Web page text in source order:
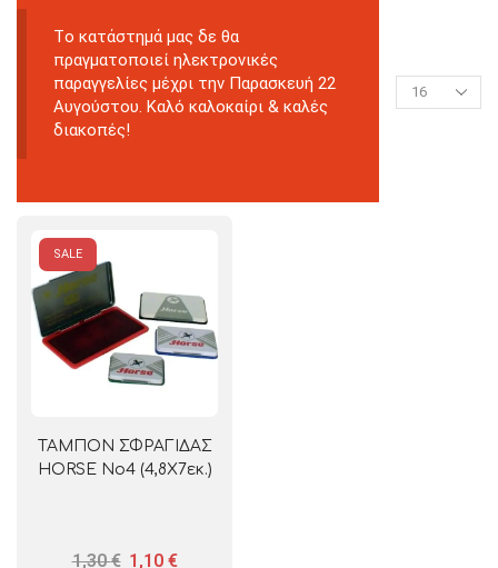
Tο κατάστημά μας δε θα
πραγματοποιεί ηλεκτρονικές
παραγγελίες μέχρι την Παρασκευή 22
Αυγούστου. Καλό καλοκαίρι & καλές
διακοπές!
SALE
ΤΑΜΠΟΝ ΣΦΡΑΓΙΔΑΣ
HORSE Νο4 (4,8Χ7εκ.)
1,30€ 1,10 €